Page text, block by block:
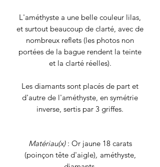
L'améthyste a une belle couleur lilas,
et surtout beaucoup de clarté, avec de
nombreux reflets (les photos non
portées de la bague rendent la teinte
et la clarté réelles).
Les diamants sont placés de part et
d'autre de l'améthyste, en symétrie
inverse, sertis par 3 griffes.
Matériau(x): Or jaune 18 carats
(poinçon tête d'aigle), améthyste,